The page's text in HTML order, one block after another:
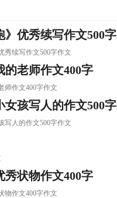
》优秀续写作文500字
秀续写作文500字作文
的老师作文400字
师作文400字作文
女孩写人的作文500字
写人的作文500字作文
秀状物作文400字
物作文400字作文